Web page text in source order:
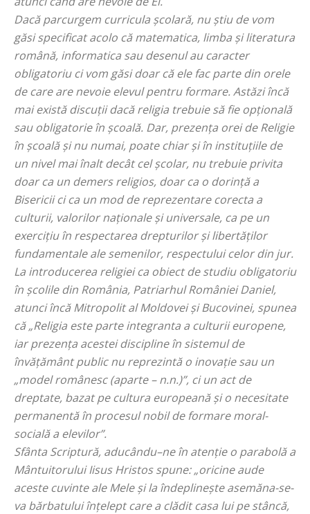
Dacă parcurgem curricula școlară, nu știu de vom
găsi specificat acolo că matematica, limba și literatura
română, informatica sau desenul au caracter
obligatoriu ci vom găsi doar că ele fac parte din orele
de care are nevoie elevul pentru formare. Astăzi încă
mai există discuții dacă religia trebuie să fie opțională
sau obligatorie în școală. Dar, prezența orei de Religie
în școală și nu numai, poate chiar și în instituțiile de
un nivel mai înalt decât cel școlar, nu trebuie privita
doar ca un demers religios, doar ca o dorință a
Bisericii ci ca un mod de reprezentare corecta a
culturii, valorilor naționale și universale, ca pe un
exercițiu în respectarea drepturilor și libertăților
fundamentale ale semenilor, respectului celor din jur.
La introducerea religiei ca obiect de studiu obligatoriu
în școlile din România, Patriarhul României Daniel,
atunci încă Mitropolit al Moldovei și Bucovinei, spunea
că „Religia este parte integranta a culturii europene,
iar prezența acestei discipline în sistemul de
învățământ public nu reprezintă o inovație sau un
„model românesc (aparte – n.n.)”, ci un act de
dreptate, bazat pe cultura europeană și o necesitate
permanentă în procesul nobil de formare moral-
socială a elevilor”.
Sfânta Scriptură, aducându–ne în atenție o parabolă a
Mântuitorului Iisus Hristos spune: „oricine aude
aceste cuvinte ale Mele şi la îndeplineşte asemăna-se-
va bărbatului înţelept care a clădit casa lui pe stâncă,